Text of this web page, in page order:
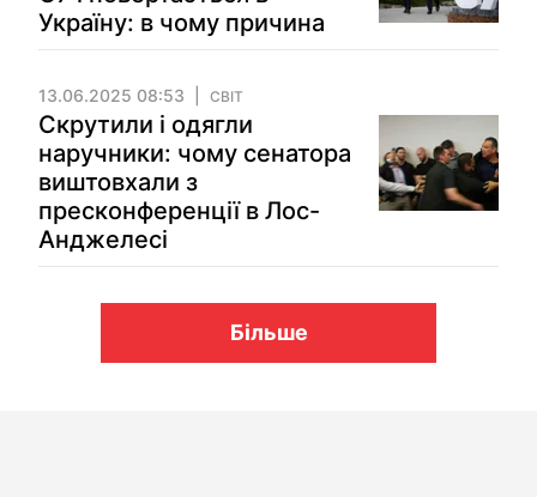
Україну: в чому причина
13.06.2025 08:53 СВІТ
Скрутили і одягли
наручники: чому сенатора
виштовхали з
пресконференції в Лос-
Анджелесі
Більше